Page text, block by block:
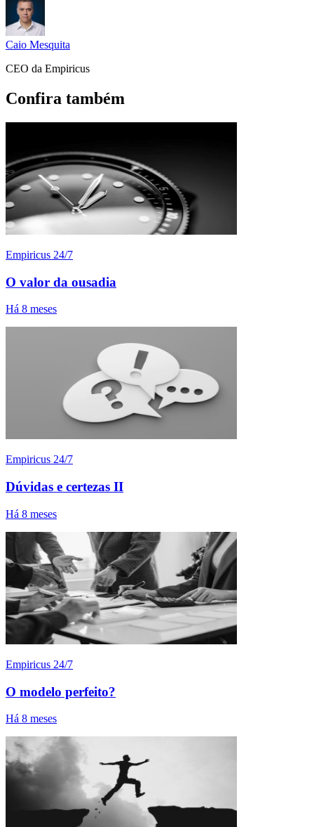
Caio Mesquita
CEO da Empiricus
Confira também
Empiricus 24/7
O valor da ousadia
Há 8 meses
Empiricus 24/7
Dúvidas e certezas II
Há 8 meses
Empiricus 24/7
O modelo perfeito?
Há 8 meses